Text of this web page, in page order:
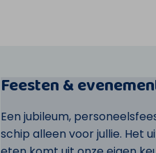
Feesten &
Een jubileum,
schip alleen voor jullie. Het